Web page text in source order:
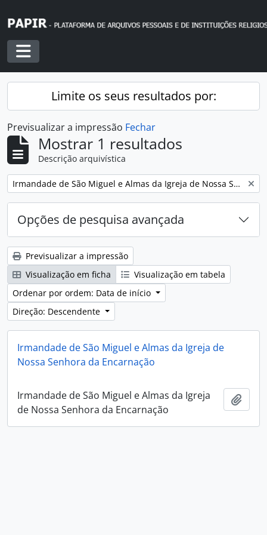
Toggle navigation
Limite os seus resultados por:
Previsualizar a impressão Fechar
Mostrar 1 resultados
Descrição arquivística
Remover filtro: Irmandade de São Miguel e Almas da Igreja de Nossa Senhora da Encarnação
Opções de pesquisa avançada
Previsualizar a impressão
Visualização em ficha
Visualização em tabela
Ordenar por ordem: Data de início
Direção: Descendente
Irmandade de São Miguel e Almas da Igreja de
Nossa Senhora da Encarnação
Irmandade de São Miguel e Almas da Igreja
de Nossa Senhora da Encarnação